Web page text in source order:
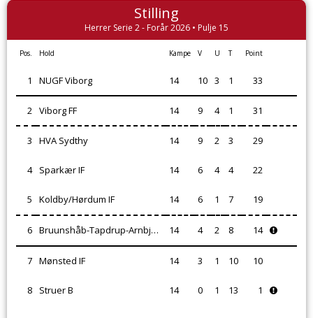
Stilling
Herrer Serie 2 - Forår 2026 • Pulje 15
Pos. Hold Kampe V U T Point
1 NUGF Viborg 14 10 3 1 33
2 Viborg FF 14 9 4 1 31
3 HVA Sydthy 14 9 2 3 29
4 Sparkær IF 14 6 4 4 22
5 Koldby/Hørdum IF 14 6 1 7 19
6 Bruunshåb-Tapdrup-Arnbjerg IF 14 4 2 8 14
7 Mønsted IF 14 3 1 10 10
8 Struer B 14 0 1 13 1